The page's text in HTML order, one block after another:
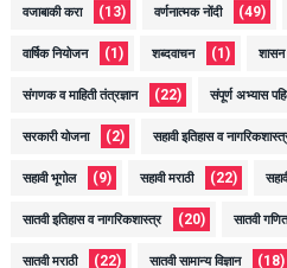
वजाबाकी करा (13) वर्णनात्मक नोंदी (49)
वार्षिक नियोजन (1) शब्दवाचन (1)
संगणक व माहिती तंत्रज्ञान (22) संपूर्ण अभ्यास
सरकारी योजना (2) सहावी इतिहास व
सहावी भूगोल (9) सहावी मराठी (22)
सातवी इतिहास व नागरिकशास्त्र (20) सातवी गणित
सातवी मराठी (22) सातवी सामान्य विज्ञान (18)